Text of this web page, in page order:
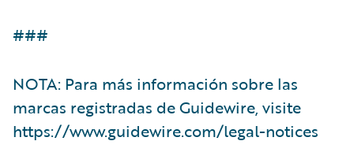
###
NOTA: Para más información sobre las
marcas registradas de Guidewire, visite
https://www.guidewire.com/legal-notices